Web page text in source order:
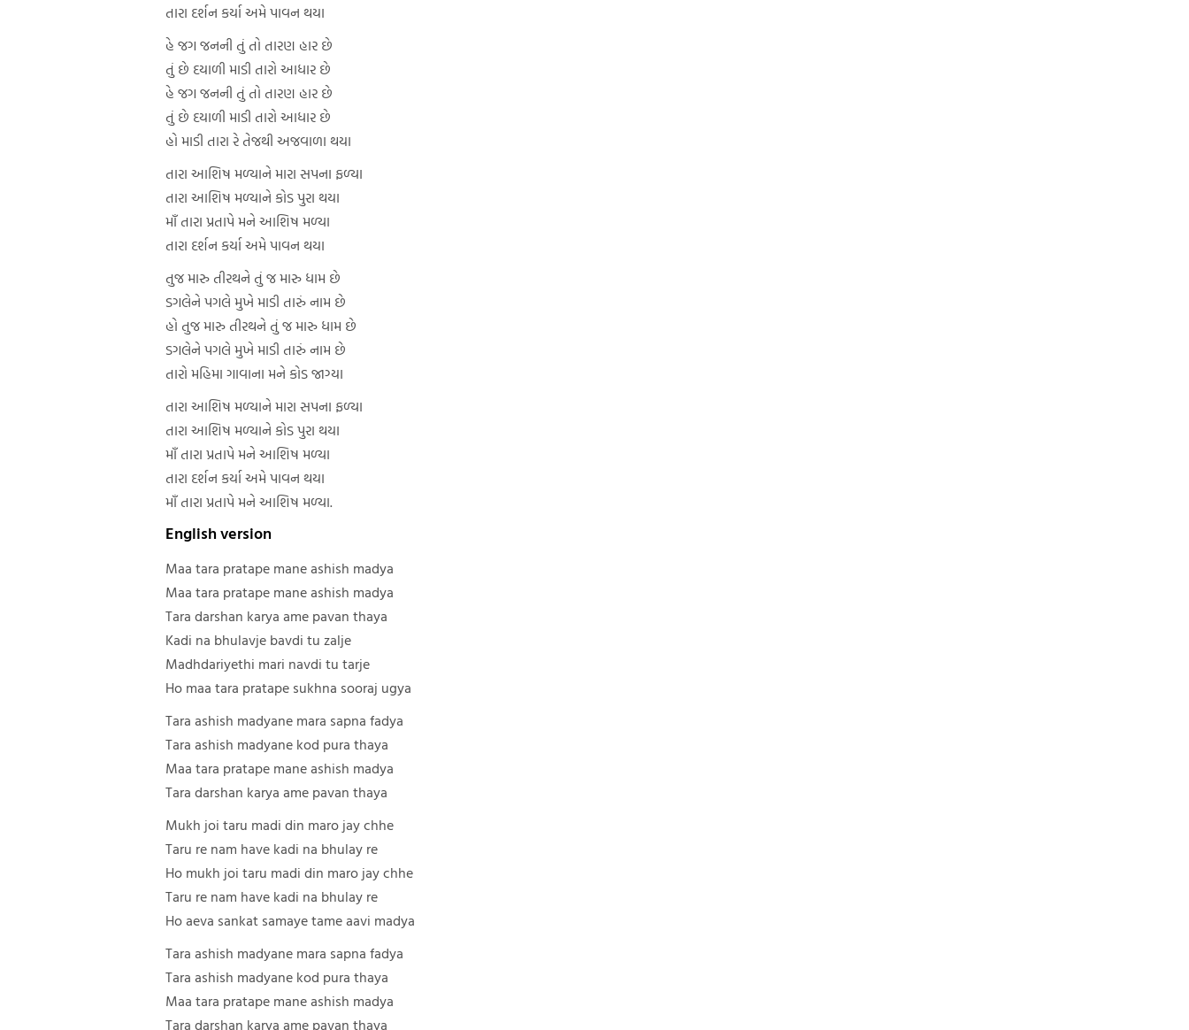
તારા દર્શન કર્યા અમે પાવન થયા
હે જગ જનની તું તો તારણ હાર છે
તું છે દયાળી માડી તારો આધાર છે
હે જગ જનની તું તો તારણ હાર છે
તું છે દયાળી માડી તારો આધાર છે
હો માડી તારા રે તેજથી અજવાળા થયા
તારા આશિષ મળ્યાને મારા સપના ફળ્યા
તારા આશિષ મળ્યાને કોડ પુરા થયા
માઁ તારા પ્રતાપે મને આશિષ મળ્યા
તારા દર્શન કર્યા અમે પાવન થયા
તુજ મારુ તીરથને તું જ મારુ ધામ છે
ડગલેને પગલે મુખે માડી તારું નામ છે
હો તુજ મારુ તીરથને તું જ મારુ ધામ છે
ડગલેને પગલે મુખે માડી તારું નામ છે
તારો મહિમા ગાવાના મને કોડ જાગ્યા
તારા આશિષ મળ્યાને મારા સપના ફળ્યા
તારા આશિષ મળ્યાને કોડ પુરા થયા
માઁ તારા પ્રતાપે મને આશિષ મળ્યા
તારા દર્શન કર્યા અમે પાવન થયા
માઁ તારા પ્રતાપે મને આશિષ મળ્યા.
English version
Maa tara pratape mane ashish madya
Maa tara pratape mane ashish madya
Tara darshan karya ame pavan thaya
Kadi na bhulavje bavdi tu zalje
Madhdariyethi mari navdi tu tarje
Ho maa tara pratape sukhna sooraj ugya
Tara ashish madyane mara sapna fadya
Tara ashish madyane kod pura thaya
Maa tara pratape mane ashish madya
Tara darshan karya ame pavan thaya
Mukh joi taru madi din maro jay chhe
Taru re nam have kadi na bhulay re
Ho mukh joi taru madi din maro jay chhe
Taru re nam have kadi na bhulay re
Ho aeva sankat samaye tame aavi madya
Tara ashish madyane mara sapna fadya
Tara ashish madyane kod pura thaya
Maa tara pratape mane ashish madya
Tara darshan karya ame pavan thaya